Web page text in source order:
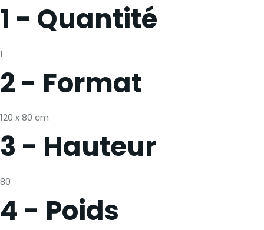
1 - Quantité
1
2 - Format
120 x 80 cm
3 - Hauteur
80
4 - Poids